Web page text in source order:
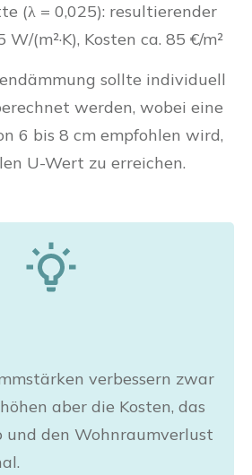
(λ = 0,025): resultierender
(m²·K), Kosten ca. 85 €/m²
sollte individuell
werden, wobei eine
6 bis 8 cm empfohlen wird,
U-Wert zu erreichen.
verbessern zwar
aber die Kosten, das
und den Wohnraumverlust